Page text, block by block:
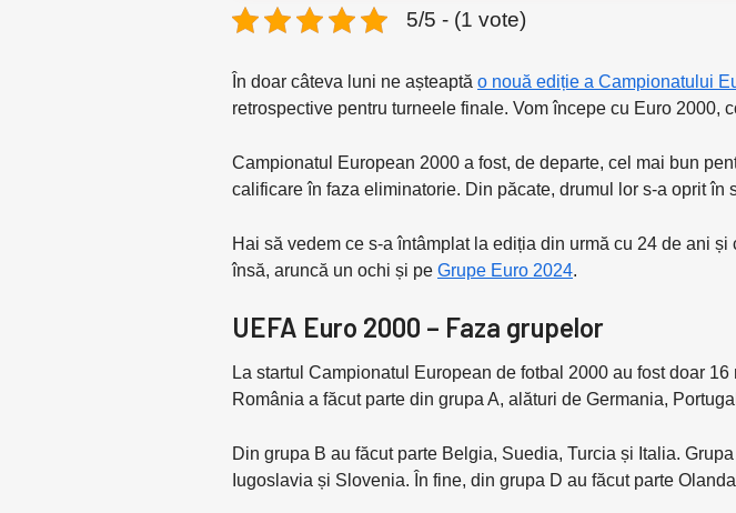
5/5 - (1 vote)
În doar câteva luni ne așteaptă o nouă ediție a Campionatului
retrospective pentru turneele finale. Vom începe cu Euro 2000,
Campionatul European 2000 a fost, de departe, cel mai bun
calificare în faza eliminatorie. Din păcate, drumul lor s-a oprit în
Hai să vedem ce s-a întâmplat la ediția din urmă cu 24 de ani
însă, aruncă un ochi și pe Grupe Euro 2024.
UEFA Euro 2000 – Faza grupelor
La startul Campionatul European de fotbal 2000 au fost doar
România a făcut parte din grupa A, alături de Germania,
Din grupa B au făcut parte Belgia, Suedia, Turcia și Italia.
Iugoslavia și Slovenia. În fine, din grupa D au făcut parte